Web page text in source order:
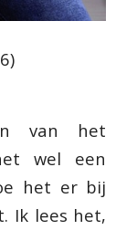
van het
wel een
het er bij
Ik lees het,